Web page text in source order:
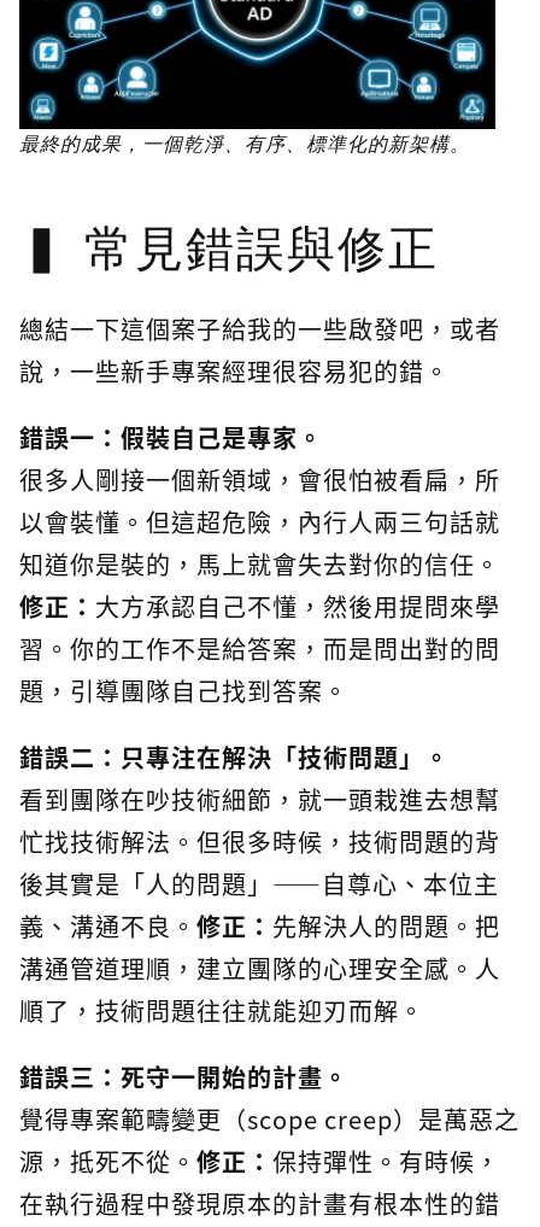
最終的成果，一個乾淨、有序、標準化的新架構。
常見錯誤與修正
總結一下這個案子給我的一些啟發吧，或者
說，一些新手專案經理很容易犯的錯。
錯誤一：假裝自己是專家。
很多人剛接一個新領域，會很怕被看扁，所
以會裝懂。但這超危險，內行人兩三句話就
知道你是裝的，馬上就會失去對你的信任。
修正： 大方承認自己不懂，然後用提問來學
習。你的工作不是給答案，而是問出對的問
題，引導團隊自己找到答案。
錯誤二：只專注在解決「技術問題」。
看到團隊在吵技術細節，就一頭栽進去想幫
忙找技術解法。但很多時候，技術問題的背
後其實是「人的問題」——自尊心、本位主
義、溝通不良。 修正： 先解決人的問題。把
溝通管道理順，建立團隊的心理安全感。人
順了，技術問題往往就能迎刃而解。
錯誤三：死守一開始的計畫。
覺得專案範疇變更（scope creep）是萬惡之
源，抵死不從。 修正： 保持彈性。有時候，
在執行過程中發現原本的計畫有根本性的錯